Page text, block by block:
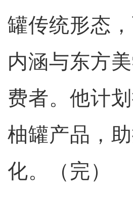
罐传统形态
内涵与东方
费者。他计
柚罐产品，
化。（完）